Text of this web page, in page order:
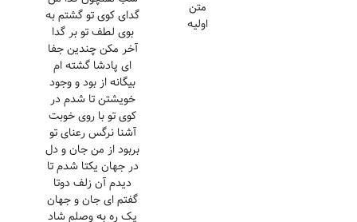
متن
اولیه
گدای کوی تو گشتم به
بوی لطف تو بر گدا
آخر مکن چندین جفا
ای پادشا گشته ام
بیگانه از بود و وجود
خویشتن تا شدم در
کوی تو با روی خوبت
آشنا نرگس رعنای تو
بربود از من جان و دل
در جهان یکتا شدم تا
دیدم آن زلف دوتا
گفتم ای جان و جهان
یک ره به وصلم شاد